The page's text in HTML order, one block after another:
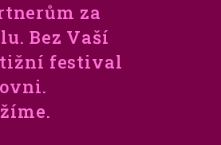
za
Bez Vaší
festival